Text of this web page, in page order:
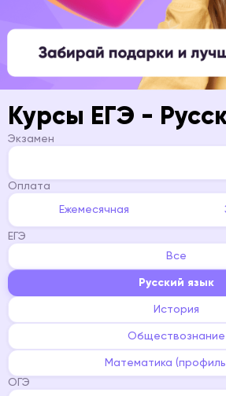
Курсы ЕГЭ -
Экзамен
Оплата
Ежемесячная
ЕГЭ
Все
Русский язык
История
Обществознание
Математика
ОГЭ